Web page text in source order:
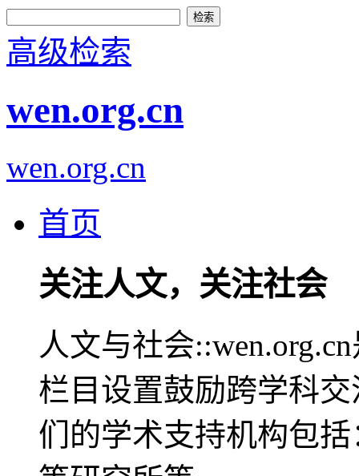
高级检索
wen.org.cn
wen.org.cn
首页
关注人文，关注社会
人文与社会
栏目设置鼓励跨学科
们的学术支持机构包